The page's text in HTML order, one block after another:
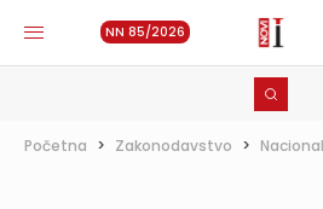
NN 85/2026
Početna > Zakonodavstvo >